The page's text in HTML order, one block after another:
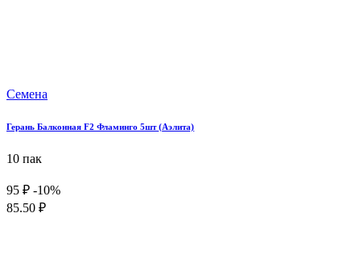
Семена
Герань Балконная F2 Фламинго 5шт (Аэлита)
10 пак
95 ₽ -10%
85.50 ₽